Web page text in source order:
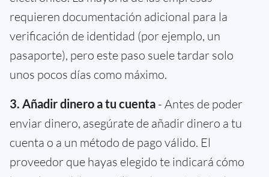
requieren documentación adicional para la
verificación de identidad (por ejemplo, un
pasaporte), pero este paso suele tardar solo
unos pocos días como máximo.
3. Añadir dinero a tu cuenta - Antes de poder
enviar dinero, asegúrate de añadir dinero a tu
cuenta o a un método de pago válido. El
proveedor que hayas elegido te indicará cómo